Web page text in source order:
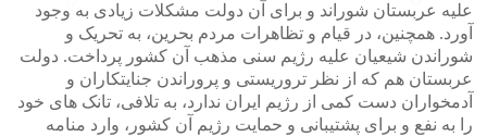
علیه عربستان شوراند و برای آن دولت مشکلات زیادی به وجود
آورد. همچنین، در قیام و تظاهرات مردم بحرین، به تحریک و
شوراندن شیعیان علیه رژیم سنی مذهب آن کشور پرداخت. دولت
عربستان هم که از نظر تروریستی و پروراندن جنایتکاران و
آدمخواران دست کمی از رژیم ایران ندارد، به تلافی، تانک های خود
را به نفع و برای پشتیبانی و حمایت رژیم آن کشور، وارد منامه
<
>